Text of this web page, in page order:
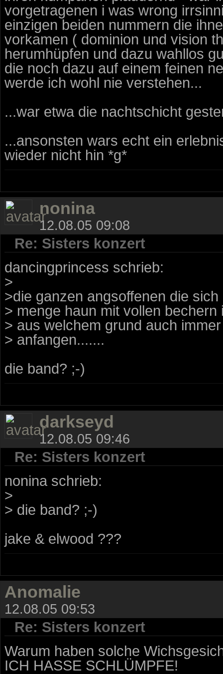
vorgetragenen i was wrong
einzigen beiden nummern die
vorkamen ( dominion und vision
herumhüpfen und dazu wahllos
die noch dazu auf einem feinen
werde ich wohl nie verstehen...
...war etwa die nachtschicht
...ansonsten wars echt ein
wieder nicht hin *g*
nonina
12.08.05 09:08
Re: Sisters konzert
dancingprincess schrieb:
>
>die ganzen angsoffenen die
> menge haun mit vollen
> aus welchem grund auch
> anfangen.......
die band? ;-)
darkseyd
12.08.05 09:46
Re: Sisters konzert
nonina schrieb:
>
> die band? ;-)
jake & elwood ???
Anomalie
12.08.05 09:53
Re: Sisters konzert
Warum haben solche
ICH HASSE SCHLÜMPFE!